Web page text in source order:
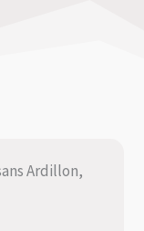
Ardillon,